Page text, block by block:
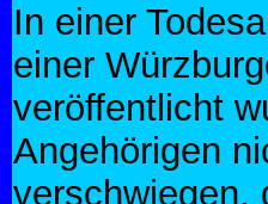
In einer
einer
veröffentlicht
Angehörigen
verschwiegen,